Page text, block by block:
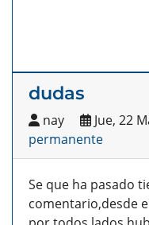
dudas
nay Jue, 22
permanente
Se que ha pasado
comentario,desde